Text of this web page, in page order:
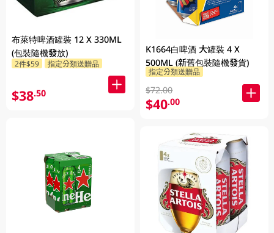
布萊特啤酒罐裝 12 X 330ML
(包裝隨機發放)
2件$59 指定分類送贈品
$38.50
K1664白啤酒 大罐裝 4 X
500ML (新舊包裝隨機發貨)
指定分類送贈品
$72.00
$40.00